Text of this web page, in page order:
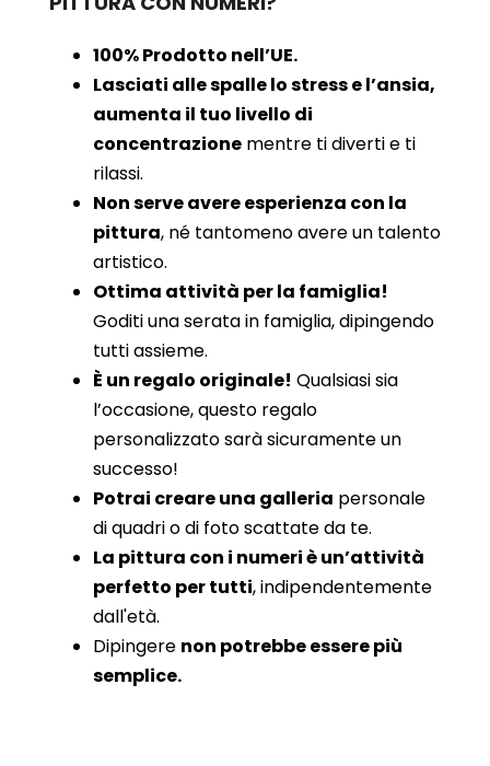
100% Prodotto nell’UE.
Lasciati alle spalle lo stress e l’ansia,
aumenta il tuo livello di
concentrazione mentre ti diverti e ti
rilassi.
Non serve avere esperienza con la
pittura, né tantomeno avere un talento
artistico.
Ottima attività per la famiglia!
Goditi una serata in famiglia, dipingendo
tutti assieme.
È un regalo originale! Qualsiasi sia
l’occasione, questo regalo
personalizzato sarà sicuramente un
successo!
Potrai creare una galleria personale
di quadri o di foto scattate da te.
La pittura con i numeri è un’attività
perfetto per tutti, indipendentemente
dall'età.
Dipingere non potrebbe essere più
semplice.